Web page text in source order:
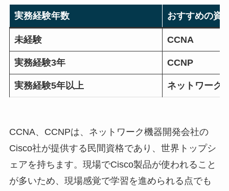
実務経験年数 おすすめの資
未経験 CCNA
実務経験3年 CCNP
実務経験5年以上 ネットワーク
CCNA、CCNPは、ネットワーク機器開発会社の
Cisco社が提供する民間資格であり、世界トップシ
ェアを持ちます。現場でCisco製品が使われること
が多いため、現場感覚で学習を進められる点でも